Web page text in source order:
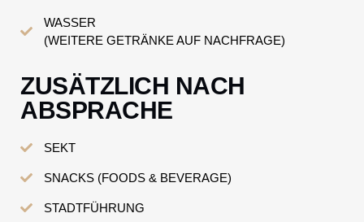
WASSER
(WEITERE GETRÄNKE AUF NACHFRAGE)
ZUSÄTZLICH NACH
ABSPRACHE
SEKT
SNACKS (FOODS & BEVERAGE)
STADTFÜHRUNG